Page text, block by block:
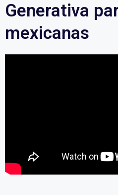
Generativa
mexicanas